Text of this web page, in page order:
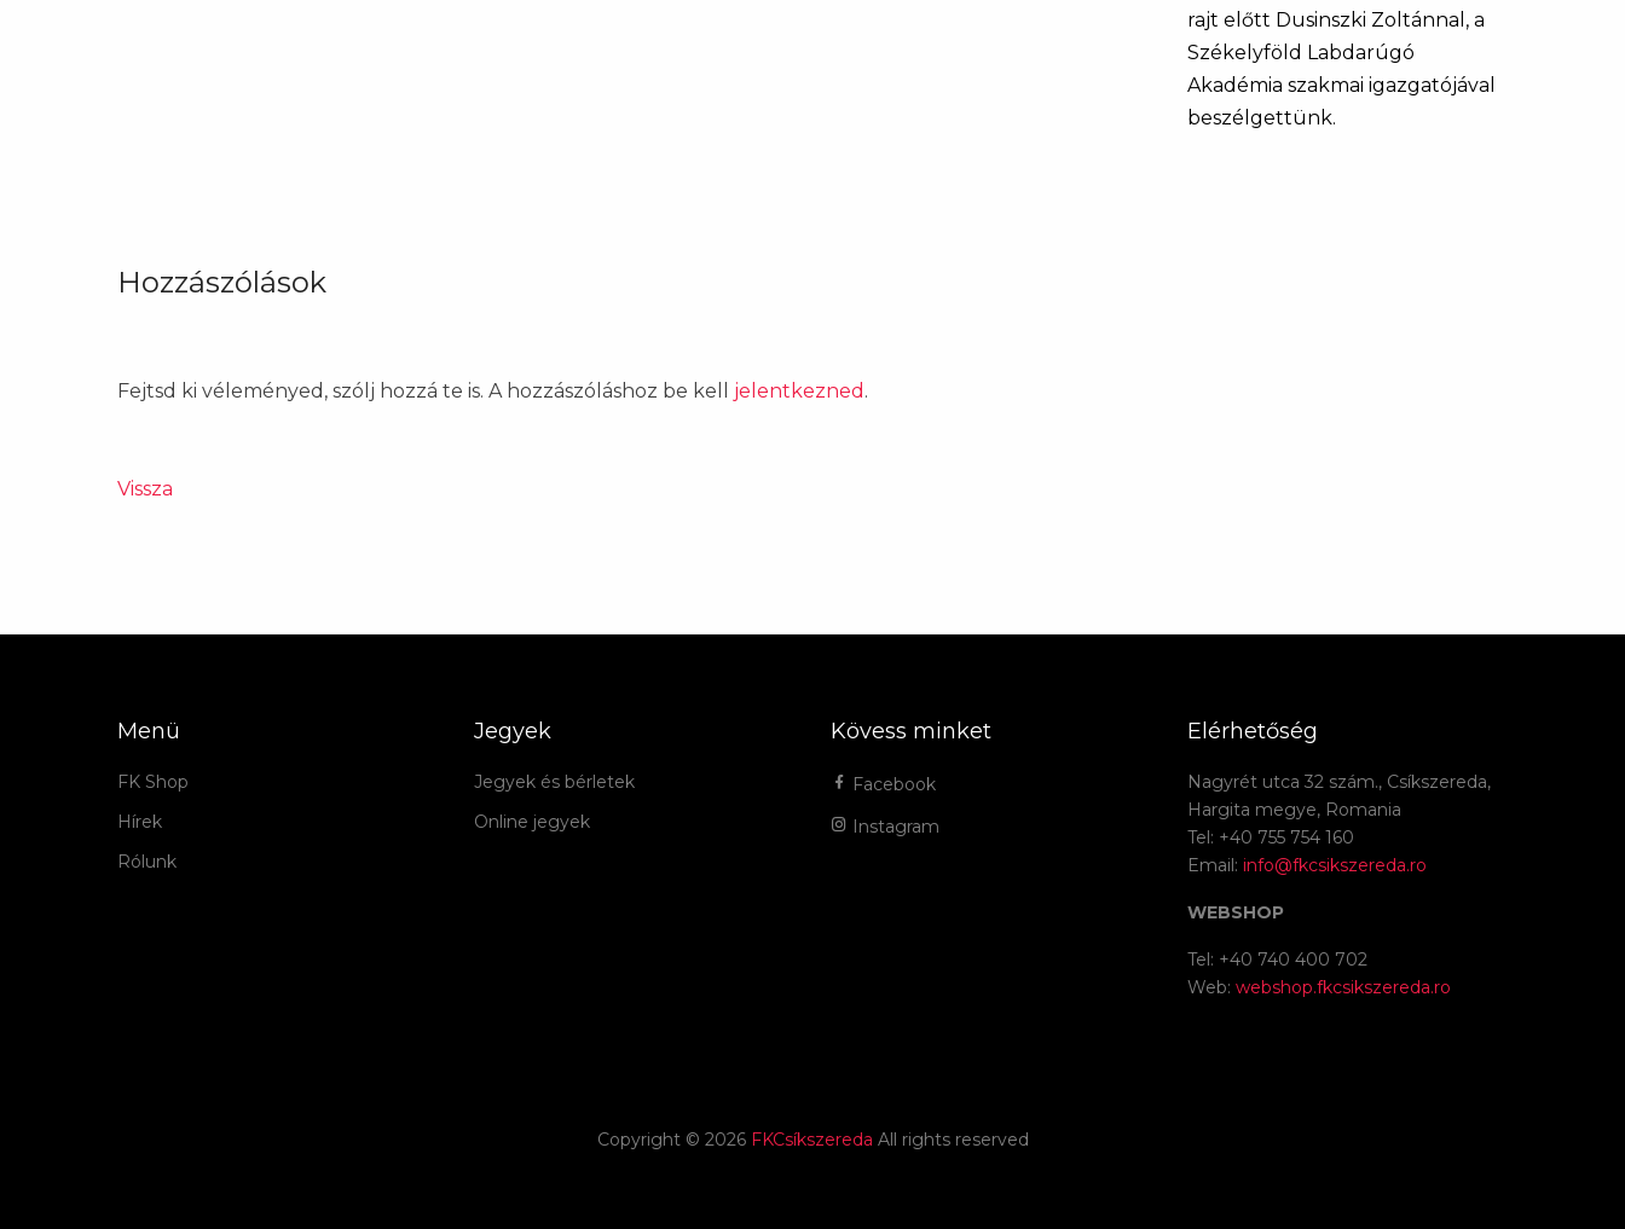
rajt előtt Dusinszki Zoltánnal, a
Székelyföld Labdarúgó
Akadémia szakmai igazgatójával
beszélgettünk.
Hozzászólások
Fejtsd ki véleményed, szólj hozzá te is. A hozzászóláshoz be kell jelentkezned .
Vissza
Menü
FK Shop
Hírek
Rólunk
Jegyek
Jegyek és bérletek
Online jegyek
Kövess minket
Facebook
Instagram
Elérhetőség
Nagyrét utca 32 szám., Csíkszereda,
Hargita megye, Romania
Tel: +40 755 754 160
Email: info@fkcsikszereda.ro
WEBSHOP
Tel: +40 740 400 702
Web: webshop.fkcsikszereda.ro
Copyright © 2026 FKCsíkszereda All rights reserved